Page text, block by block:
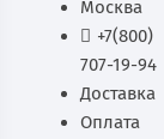
Москва
+7(800)
707-19-94
Доставка
Оплата